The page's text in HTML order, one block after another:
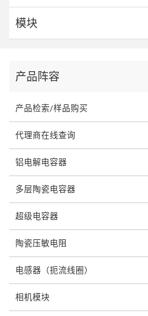
模块
产品阵容
产品检索/样品购买
代理商在线查询
铝电解电容器
多层陶瓷电容器
超级电容器
陶瓷压敏电阻
电感器（扼流线圈）
相机模块